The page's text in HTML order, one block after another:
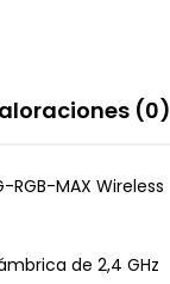
(0)
RGB-MAX Wireless
de 2,4 GHz